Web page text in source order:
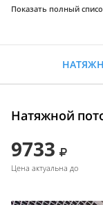
Показать полный
Натяжной
9733
Цена актуальна до